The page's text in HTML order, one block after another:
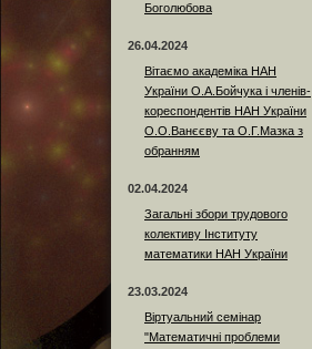
Боголюбова
26.04.2024
Вітаємо академіка НАН
України О.А.Бойчука і членів-
кореспондентів НАН України
О.О.Ванєєву та О.Г.Мазка з
обранням
02.04.2024
Загальні збори трудового
колективу Інституту
математики НАН України
23.03.2024
Віртуальний семінар
"Математичні проблеми